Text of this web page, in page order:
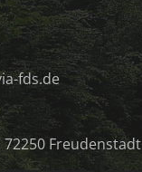
fds.de
72250 Freudenstadt